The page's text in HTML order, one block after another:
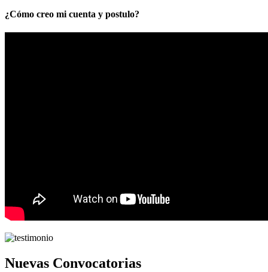
¿Cómo creo mi cuenta y postulo?
Nuevas Convocatorias